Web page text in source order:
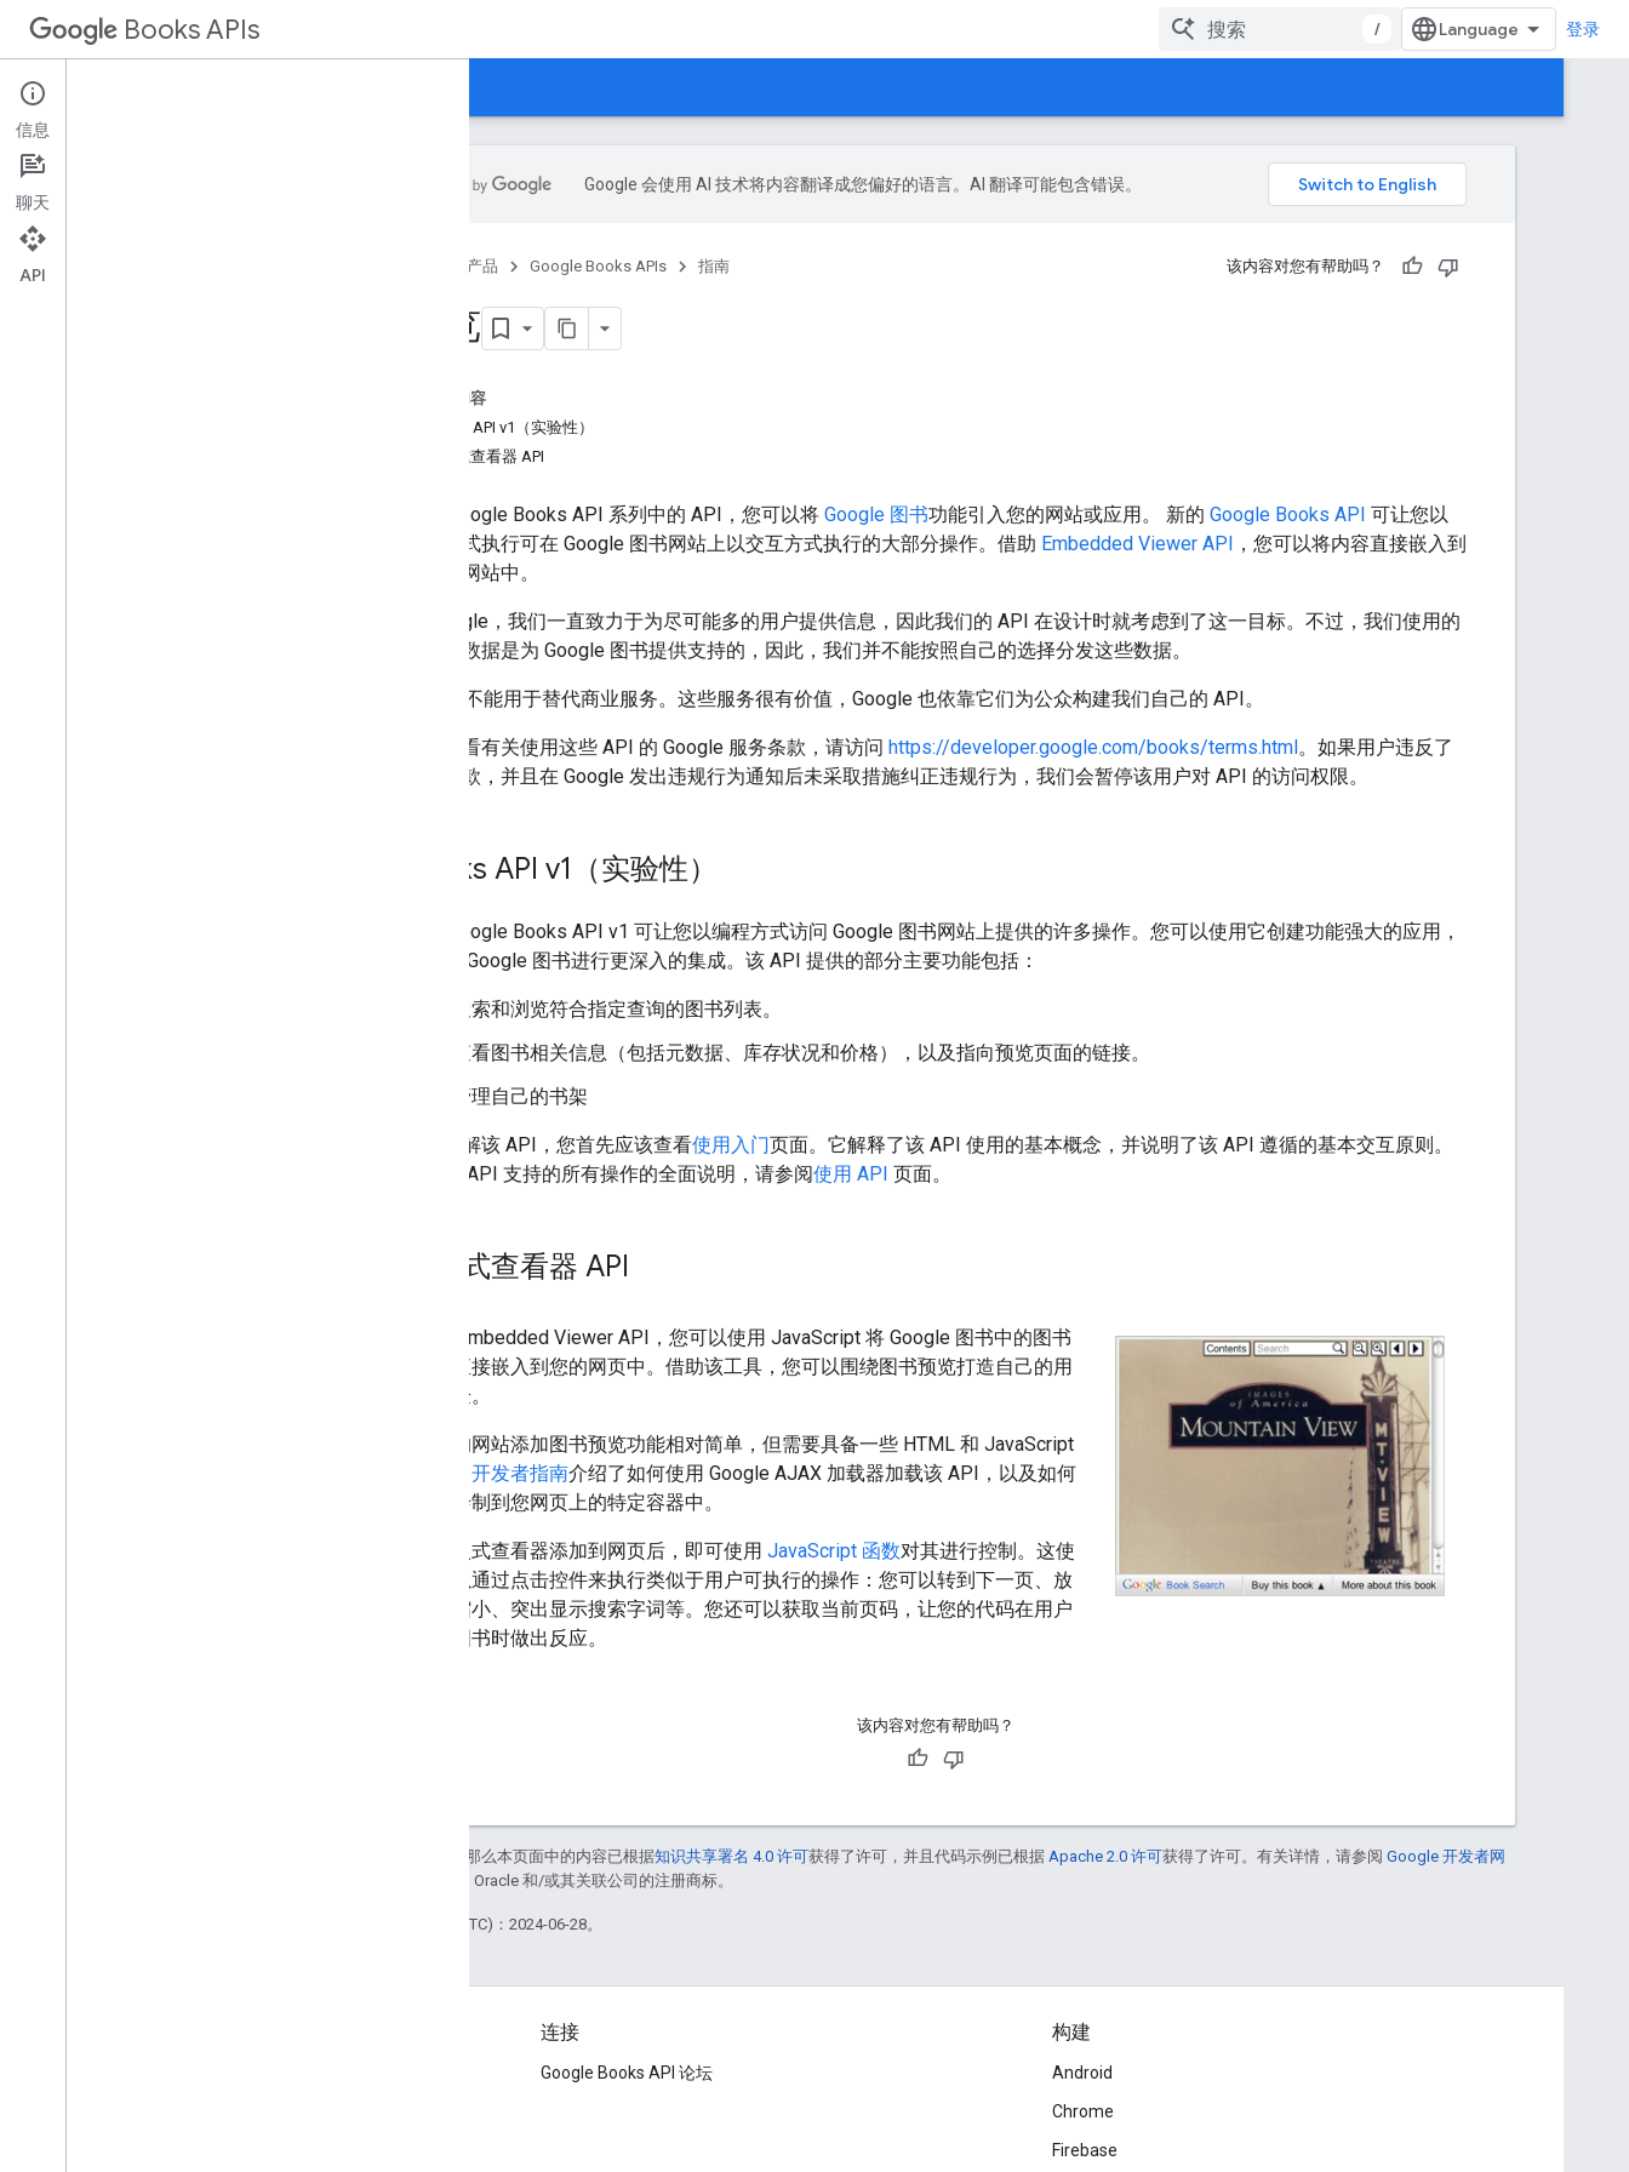
Books APIs / 登录
Books API v1
概览
Google 会使用 AI 技术将内容翻译成您偏好的语言。AI 翻译可能包含错误。
产品 Google Books APIs 指南 该内容对您有帮助吗？
概览
本页内容
Books API v1（实验性）
嵌入式查看器 API
借助 Google Books API 系列中的 API，您可以将 Google 图书功能引入您的网站或应用。 新的 Google Books API 可让您以
编程方式执行可在 Google 图书网站上以交互方式执行的大部分操作。借助 Embedded Viewer API ，您可以将内容直接嵌入到
自己的网站中。
在 Google，我们一直致力于为尽可能多的用户提供信息，因此我们的 API 在设计时就考虑到了这一目标。不过，我们使用的
大部分数据是为 Google 图书提供支持的，因此，我们并不能按照自己的选择分发这些数据。
该 API 不能用于替代商业服务。这些服务很有价值，Google 也依靠它们为公众构建我们自己的 API。
如需查看有关使用这些 API 的 Google 服务条款，请访问 https://developer.google.com/books/terms.html。如果用户违反了
服务条款，并且在 Google 发出违规行为通知后未采取措施纠正违规行为，我们会暂停该用户对 API 的访问权限。
Books API v1（实验性）
新的 Google Books API v1 可让您以编程方式访问 Google 图书网站上提供的许多操作。您可以使用它创建功能强大的应用，
以便与 Google 图书进行更深入的集成。该 API 提供的部分主要功能包括：
搜索和浏览符合指定查询的图书列表。
查看图书相关信息（包括元数据、库存状况和价格），以及指向预览页面的链接。
管理自己的书架
若要了解该 API，您首先应该查看使用入门页面。它解释了该 API 使用的基本概念，并说明了该 API 遵循的基本交互原则。
有关该 API 支持的所有操作的全面说明，请参阅使用 API 页面。
嵌入式查看器 API
借助 Embedded Viewer API，您可以使用 JavaScript 将 Google 图书中的图书
内容直接嵌入到您的网页中。借助该工具，您可以围绕图书预览打造自己的用
户体验。
向您的网站添加图书预览功能相对简单，但需要具备一些 HTML 和 JavaScript
开发者指南介绍了如何使用 Google AJAX 加载器加载该 API，以及如何
将其绘制到您网页上的特定容器中。
将嵌入式查看器添加到网页后，即可使用 JavaScript 函数对其进行控制。这使
您可以通过点击控件来执行类似于用户可执行的操作：您可以转到下一页、放
大或缩小、突出显示搜索字词等。您还可以获取当前页码，让您的代码在用户
浏览图书时做出反应。
该内容对您有帮助吗？
如未另行说明，那么本页面中的内容已根据知识共享署名 4.0 许可获得了许可，并且代码示例已根据 Apache 2.0 许可获得了许可。有关详情，请参阅 Google 开发者网
。Java 是 Oracle 和/或其关联公司的注册商标。
最后更新时间 (UTC)：2024-06-28。
连接
Google Books API 论坛
构建
Android
Chrome
Firebase
信息
聊天
API